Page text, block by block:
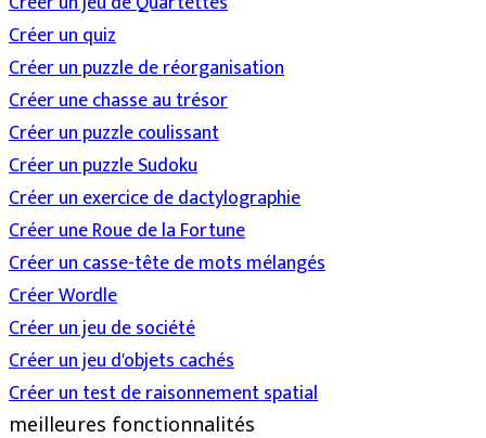
Créer un quiz
Créer un puzzle de réorganisation
Créer une chasse au trésor
Créer un puzzle coulissant
Créer un puzzle Sudoku
Créer un exercice de dactylographie
Créer une Roue de la Fortune
Créer un casse-tête de mots mélangés
Créer Wordle
Créer un jeu de société
Créer un jeu d'objets cachés
Créer un test de raisonnement spatial
meilleures fonctionnalités